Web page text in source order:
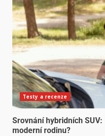
Testy a recenze
Srovnání hybridních
moderní rodinu?